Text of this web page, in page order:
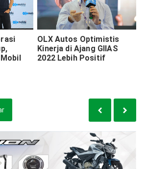
OLX Autos Optimistis
Kinerja di Ajang GIIAS
2022 Lebih Positif